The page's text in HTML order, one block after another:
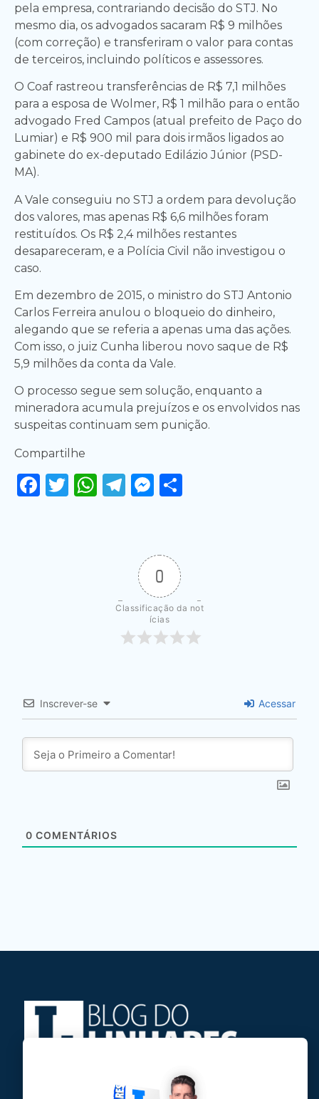
pela empresa, contrariando decisão do STJ. No
mesmo dia, os advogados sacaram R$ 9 milhões
(com correção) e transferiram o valor para contas
de terceiros, incluindo políticos e assessores.
O Coaf rastreou transferências de R$ 7,1 milhões
para a esposa de Wolmer, R$ 1 milhão para o então
advogado Fred Campos (atual prefeito de Paço do
Lumiar) e R$ 900 mil para dois irmãos ligados ao
gabinete do ex-deputado Edilázio Júnior (PSD-
MA).
A Vale conseguiu no STJ a ordem para devolução
dos valores, mas apenas R$ 6,6 milhões foram
restituídos. Os R$ 2,4 milhões restantes
desapareceram, e a Polícia Civil não investigou o
caso.
Em dezembro de 2015, o ministro do STJ Antonio
Carlos Ferreira anulou o bloqueio do dinheiro,
alegando que se referia a apenas uma das ações.
Com isso, o juiz Cunha liberou novo saque de R$
5,9 milhões da conta da Vale.
O processo segue sem solução, enquanto a
mineradora acumula prejuízos e os envolvidos nas
suspeitas continuam sem punição.
Compartilhe
Facebook
Twitter
WhatsApp
Telegram
Messenger
0
Classificação da not
ícias
Inscrever-se Acessar
0 COMENTÁRIOS
Jose Linhares Jr é maranhense.